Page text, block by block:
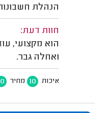
הנהלת
חוות דעת:
הוא מקצועי,
ואחלה גבר.
איכות 10 מחיר